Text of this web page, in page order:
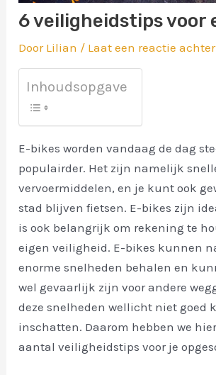
6 veiligheidstips voor
Door Lilian / Laat een reactie achter
Inhoudsopgave
E-bikes worden vandaag de dag
populairder. Het zijn namelijk
vervoermiddelen, en je kunt ook
stad blijven fietsen. E-bikes zijn
is ook belangrijk om rekening te
eigen veiligheid. E-bikes kunnen
enorme snelheden behalen en
wel gevaarlijk zijn voor andere
deze snelheden wellicht niet goed
inschatten. Daarom hebben we
aantal veiligheidstips voor je